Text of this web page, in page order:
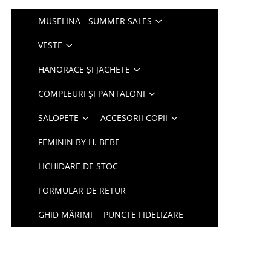
MUSELINA - SUMMER SALES
VESTE
HANORACE ȘI JACHETE
COMPLEURI ȘI PANTALONI
SALOPETE ACCESORII COPII
FEMININ BY H. BEBE
LICHIDARE DE STOC
FORMULAR DE RETUR
GHID MĂRIMI PUNCTE FIDELIZARE